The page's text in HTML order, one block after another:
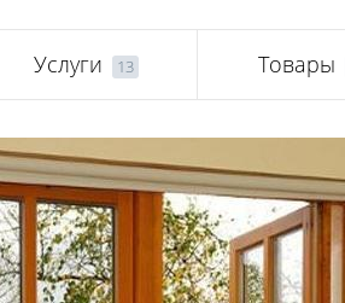
Услуги 13 Товары